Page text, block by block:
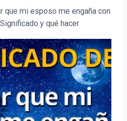
que mi esposo me engaña con
y qué hacer